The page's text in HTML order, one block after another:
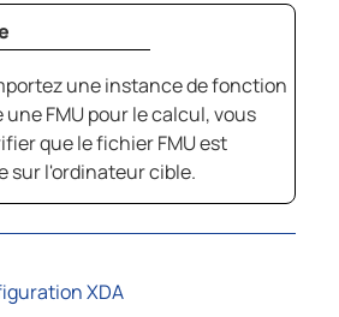
une instance de fonction
FMU pour le calcul, vous
que le fichier FMU est
sur l'ordinateur cible.
XDA